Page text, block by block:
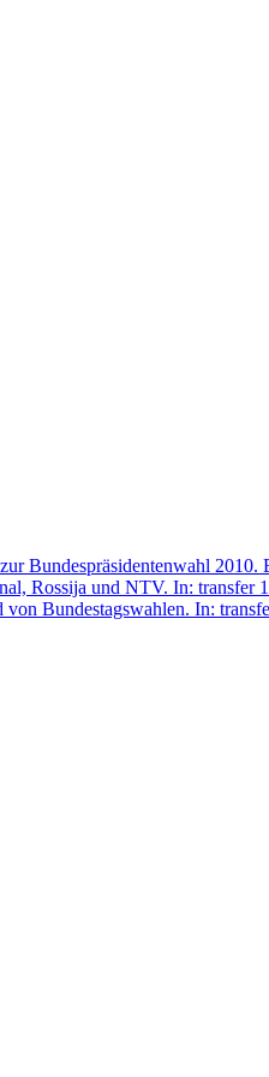
Bundespräsidentenwahl 2010.
Rossija und NTV. In: transfer
Bundestagswahlen. In: